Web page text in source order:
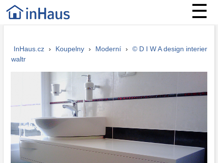
☰
InHaus.cz › Koupelny › Moderní ›
© D I W A design interier
waltr